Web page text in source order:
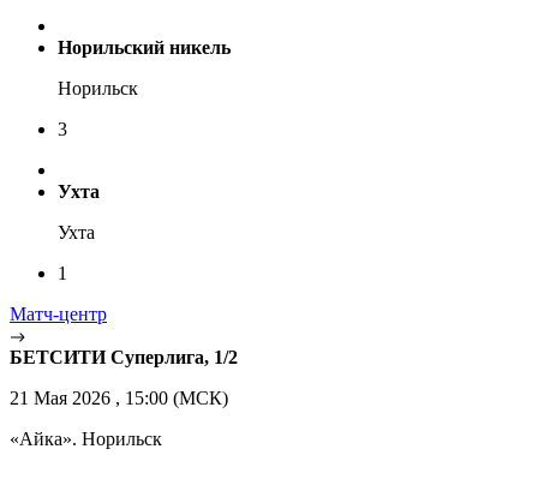
Норильский никель
Норильск
3
Ухта
Ухта
1
Матч-центр
БЕТСИТИ Суперлига, 1/2
21 Мая 2026 , 15:00 (МСК)
«Айка». Норильск